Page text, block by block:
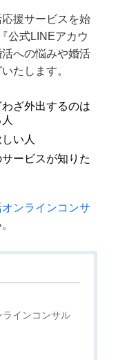
援サービスを始
公式LINEアカウ
への悩みや婚活
たします。
ざ外出するのは
い人
ービスが知りた
オンラインコンサ
ラインコンサル